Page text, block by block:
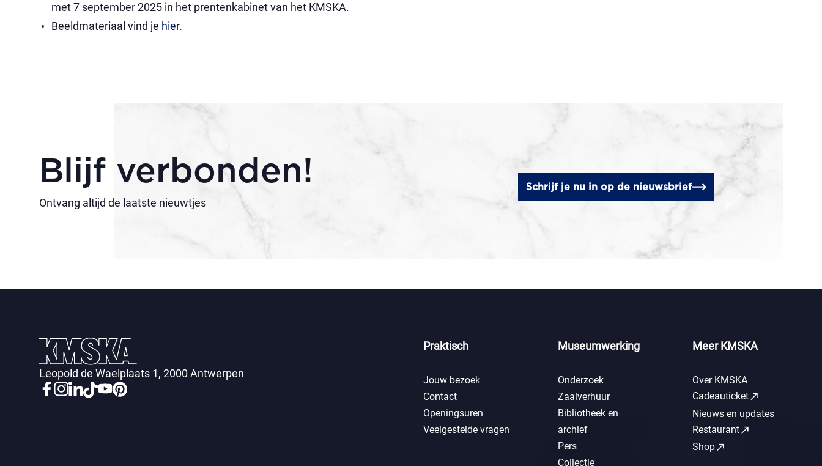
met 7 september 2025 in het prentenkabinet van het KMSKA.
Beeldmateriaal vind je hier.
Blijf verbonden!
Ontvang altijd de laatste nieuwtjes
Schrijf je nu in op de nieuwsbrief
Leopold de Waelplaats 1, 2000 Antwerpen
Praktisch
Jouw bezoek
Contact
Openingsuren
Veelgestelde vragen
Museumwerking
Onderzoek
Zaalverhuur
Bibliotheek en
archief
Pers
Collectie
Meer KMSKA
Over KMSKA
Cadeauticketcall_made
Nieuws en updates
Restaurantcall_made
Shopcall_made